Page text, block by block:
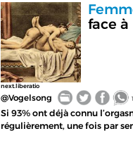
next.liberatio
face
@Vogelsong
Si 93% ont déjà connu
régulièrement, une fois par